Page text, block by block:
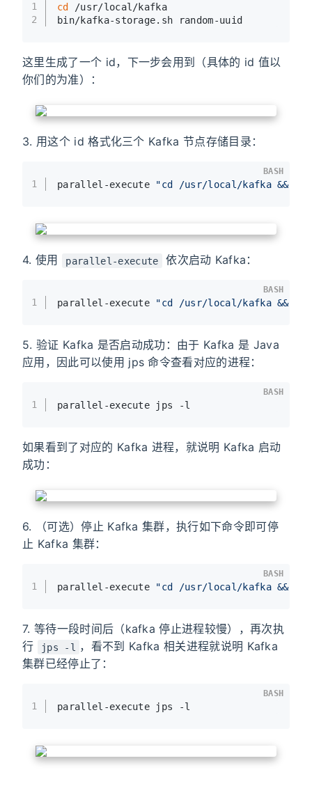
1
2
cd /usr/local/kafka
bin/kafka-storage.sh random-uuid
这里生成了一个 id，下一步会用到（具体的 id 值以
你们的为准）：
3. 用这个 id 格式化三个 Kafka 节点存储目录：
1 parallel-execute "cd /usr/local/kafka &&
BASH
4. 使用 parallel-execute 依次启动 Kafka：
1 parallel-execute "cd /usr/local/kafka &&
BASH
5. 验证 Kafka 是否启动成功：由于 Kafka 是 Java
应用，因此可以使用 jps 命令查看对应的进程：
1 parallel-execute jps -l
BASH
如果看到了对应的 Kafka 进程，就说明 Kafka 启动
成功：
6. （可选）停止 Kafka 集群，执行如下命令即可停
止 Kafka 集群：
1 parallel-execute "cd /usr/local/kafka &&
BASH
7. 等待一段时间后（kafka 停止进程较慢），再次执
行
jps -l
，看不到 Kafka 相关进程就说明 Kafka
集群已经停止了：
1 parallel-execute jps -l
BASH